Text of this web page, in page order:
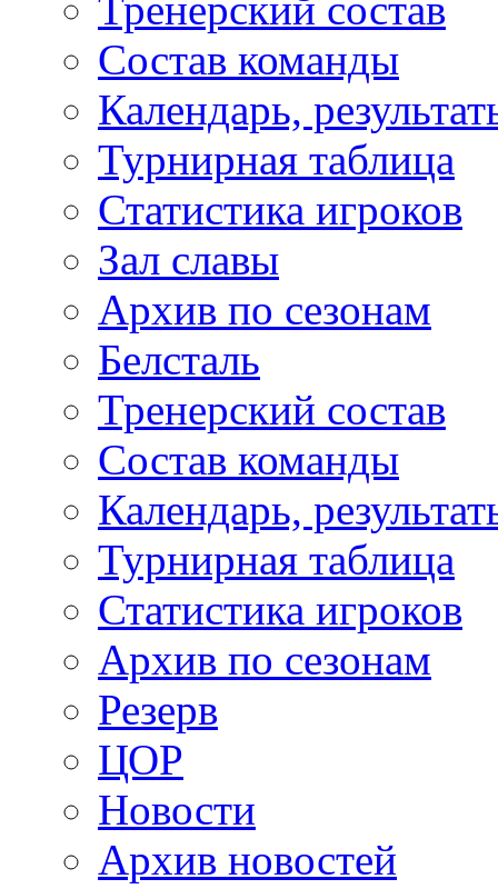
Состав команды
Календарь,
Турнирная таблица
Статистика игроков
Зал славы
Архив по сезонам
Белсталь
Тренерский состав
Состав команды
Календарь,
Турнирная таблица
Статистика игроков
Архив по сезонам
Резерв
ЦОР
Новости
Архив новостей